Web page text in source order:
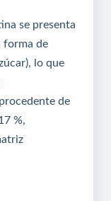
se presenta
forma de
lo que
de
%,